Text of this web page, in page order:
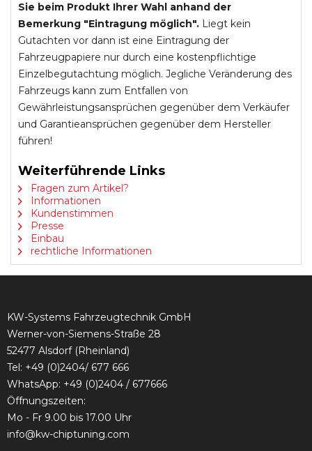
Sie beim Produkt Ihrer Wahl anhand der
Bemerkung "Eintragung möglich". Liegt kein
Gutachten vor dann ist eine Eintragung der
Fahrzeugpapiere nur durch eine kostenpflichtige
Einzelbegutachtung möglich. Jegliche Veränderung des
Fahrzeugs kann zum Entfallen von
Gewährleistungsansprüchen gegenüber dem Verkäufer
und Garantieansprüchen gegenüber dem Hersteller
führen!
Weiterführende Links
Fragen zum Artikel?
Informationen
Kundenstimmen
Presse
Einbau
rechtliche Informationen
KW-Systems Fahrzeugtechnik GmbH
Werner-von-Siemens-Straße 28
52477 Alsdorf (Rheinland)
Tel: +49 (0)2404/ 677 666
WhatsApp: +49 (0)2404 / 677666
Öffnungszeiten:
Mo - Fr 9.00 bis 17.00 Uhr
info@kw-chiptuning.com